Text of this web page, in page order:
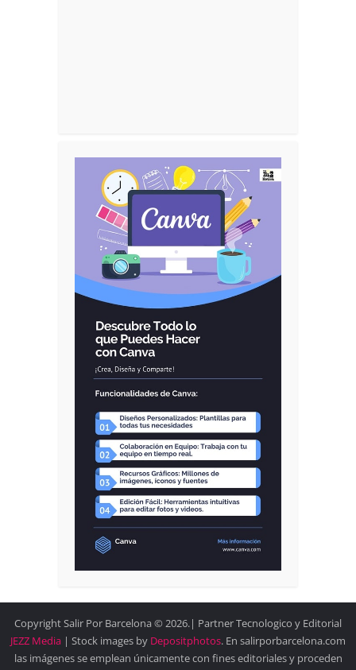
Copyright Salir Por Barcelona © 2026.| Partner Tecnologico y Editorial
JEZZ Media | Stock images by Depositphotos. En salirporbarcelona.com
las imágenes se emplean únicamente con fines editoriales y proceden